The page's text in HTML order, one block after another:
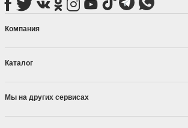
Компания
Каталог
Мы на других сервисах